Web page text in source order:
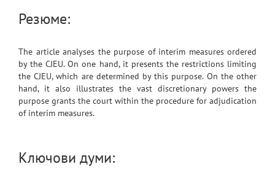
Резюме:
The article analyses the purpose of interim measures ordered
by the CJEU. On one hand, it presents the restrictions limiting
the CJEU, which are determined by this purpose. On the other
hand, it also illustrates the vast discretionary powers the
purpose grants the court within the procedure for adjudication
of interim measures.
Ключови думи: